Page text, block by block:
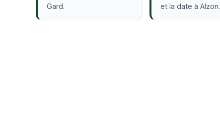
Gard.
et la date à Alzon.